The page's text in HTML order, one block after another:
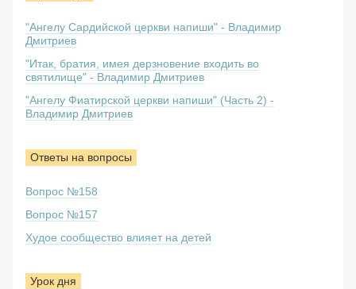
"Ангелу Сардийской церкви напиши" - Владимир
Дмитриев
"Итак, братия, имея дерзновение входить во
святилище" - Владимир Дмитриев
"Ангелу Фиатирской церкви напиши" (Часть 2) -
Владимир Дмитриев
Ответы на вопросы
Вопрос №158
Вопрос №157
Худое сообщество влияет на детей
Урок дня